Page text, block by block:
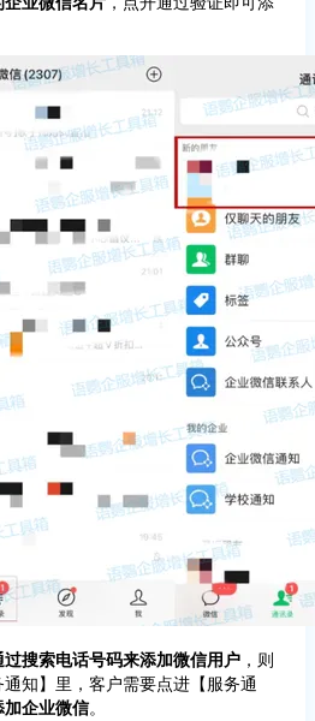
搜索电话号码来添加微信用户 ，则
知】里，客户需要点进【服务通
企业微信。